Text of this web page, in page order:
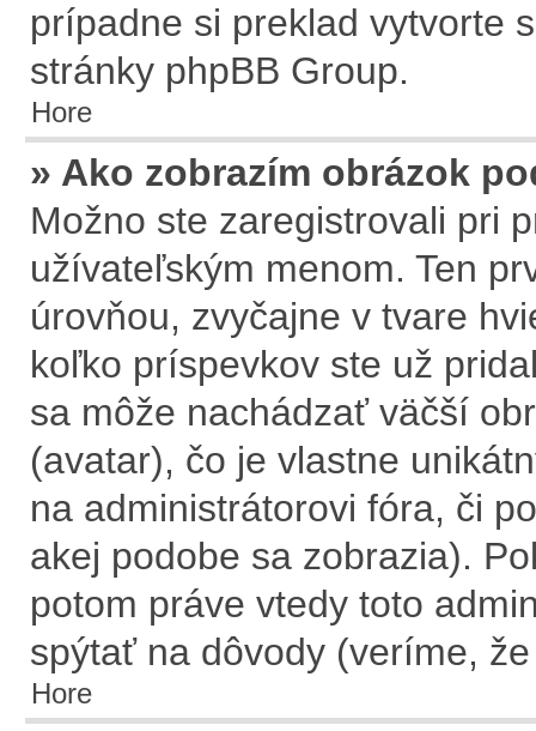
prípadne si preklad vytvorte
stránky phpBB Group.
Hore
» Ako zobrazím obrázok
Možno ste zaregistrovali pri
užívateľským menom. Ten
úrovňou, zvyčajne v tvare
koľko príspevkov ste už
sa môže nachádzať väčší
(avatar), čo je vlastne
na administrátorovi fóra, či
akej podobe sa zobrazia).
potom práve vtedy toto
spýtať na dôvody (veríme,
Hore